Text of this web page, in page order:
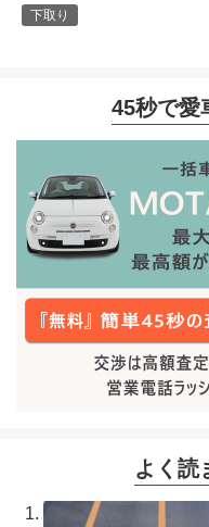
下取り
45秒で愛
よく読